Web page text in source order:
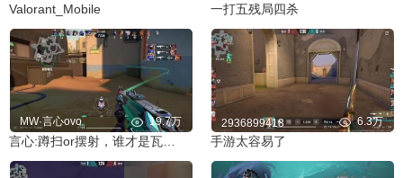
Valorant_Mobile 一打五残局四杀
MW·言心ovo 19.7万 2936899418 6.3万
手游太容易了